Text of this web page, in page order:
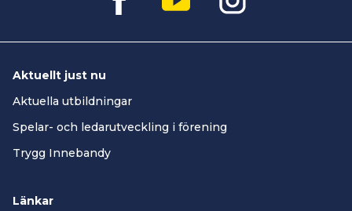
Aktuellt just nu
Aktuella utbildningar
Spelar- och ledarutveckling i förening
Trygg Innebandy
Länkar